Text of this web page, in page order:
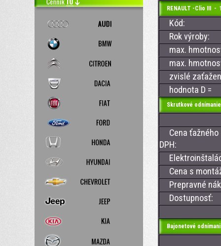
RENAULT -Clio III -
Kód:
Rok výroby:
max.
max.
zvislé
hodnota D =
Skrutkové
Cena ťažného
DPH:
Cena s
Prepravné
Dostupnosť:
Bajonetové